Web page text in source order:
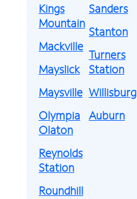
Kings
Mountain
Mackville
Mayslick
Maysville
Olympia
Sanders
Stanton
Turners
Station
Willisburg
Auburn
Olaton
Reynolds
Station
Roundhill